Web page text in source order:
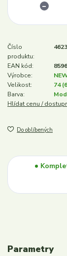
Číslo
produktu:
EAN kód:
Výrobce:
Velikost:
74
Barva:
Hlídat cenu /
Do oblíbených
Parametry